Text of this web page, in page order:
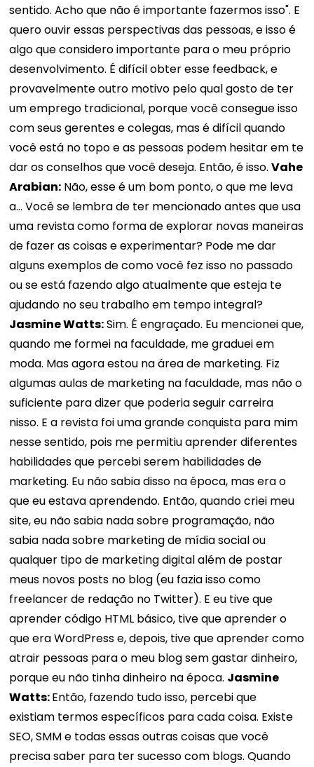
sentido. Acho que não é importante fazermos isso". E
quero ouvir essas perspectivas das pessoas, e isso é
algo que considero importante para o meu próprio
desenvolvimento. É difícil obter esse feedback, e
provavelmente outro motivo pelo qual gosto de ter
um emprego tradicional, porque você consegue isso
com seus gerentes e colegas, mas é difícil quando
você está no topo e as pessoas podem hesitar em te
dar os conselhos que você deseja. Então, é isso.Vahe
Arabian: Não, esse é um bom ponto, o que me leva
a... Você se lembra de ter mencionado antes que usa
uma revista como forma de explorar novas maneiras
de fazer as coisas e experimentar? Pode me dar
alguns exemplos de como você fez isso no passado
ou se está fazendo algo atualmente que esteja te
ajudando no seu trabalho em tempo integral?
Jasmine Watts:Sim. É engraçado. Eu mencionei que,
quando me formei na faculdade, me graduei em
moda. Mas agora estou na área de marketing. Fiz
algumas aulas de marketing na faculdade, mas não o
suficiente para dizer que poderia seguir carreira
nisso. E a revista foi uma grande conquista para mim
nesse sentido, pois me permitiu aprender diferentes
habilidades que percebi serem habilidades de
marketing. Eu não sabia disso na época, mas era o
que eu estava aprendendo. Então, quando criei meu
site, eu não sabia nada sobre programação, não
sabia nada sobre marketing de mídia social ou
qualquer tipo de marketing digital além de postar
meus novos posts no blog (eu fazia isso como
freelancer de redação no Twitter). E eu tive que
aprender código HTML básico, tive que aprender o
que era WordPress e, depois, tive que aprender como
atrair pessoas para o meu blog sem gastar dinheiro,
porque eu não tinha dinheiro na época. Jasmine
Watts:Então, fazendo tudo isso, percebi que
existiam termos específicos para cada coisa. Existe
SEO, SMM e todas essas outras coisas que você
precisa saber para ter sucesso com blogs. Quando